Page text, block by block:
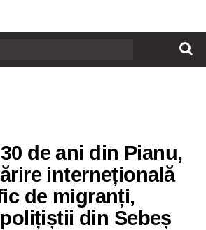
de ani din Pianu,
internețională
de migranți,
din Sebeș